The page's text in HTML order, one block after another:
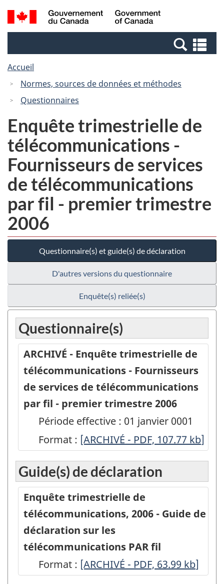
Passer
au
Passer
à
Canada
Recherche
et
et
Accueil
Normes, sources de données et méthodes
Questionnaires
Enquête trimestrielle de
télécommunications -
Fournisseurs de services
de télécommunications
par fil - premier trimestre
2006
Questionnaire(s) et guide(s) de déclaration
D'autres versions du questionnaire
Enquête(s) reliée(s)
Questionnaire(s)
ARCHIVÉ - Enquête trimestrielle de
télécommunications - Fournisseurs
de services de télécommunications
par fil - premier trimestre 2006
Période effective : 01 janvier 0001
Format : ARCHIVÉ
Enquête
trimestrielle
télécommunications
de
[ARCHIVÉ - PDF, 107.77 kb]
Guide(s) de déclaration
Enquête trimestrielle de
télécommunications, 2006 - Guide de
déclaration sur les
télécommunications PAR fil
Format : -[ARCHIVÉ - PDF, 63.99 kb]